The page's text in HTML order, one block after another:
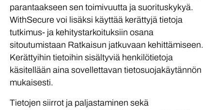
parantaakseen sen toimivuutta ja suorituskykyä.
WithSecure voi lisäksi käyttää kerättyjä tietoja
tutkimus- ja kehitystarkoituksiin osana
sitoutumistaan Ratkaisun jatkuvaan kehittämiseen.
Kerättyihin tietoihin sisältyviä henkilötietoja
käsitellään aina sovellettavan tietosuojakäytännön
mukaisesti.
Tietojen siirrot ja paljastaminen sekä